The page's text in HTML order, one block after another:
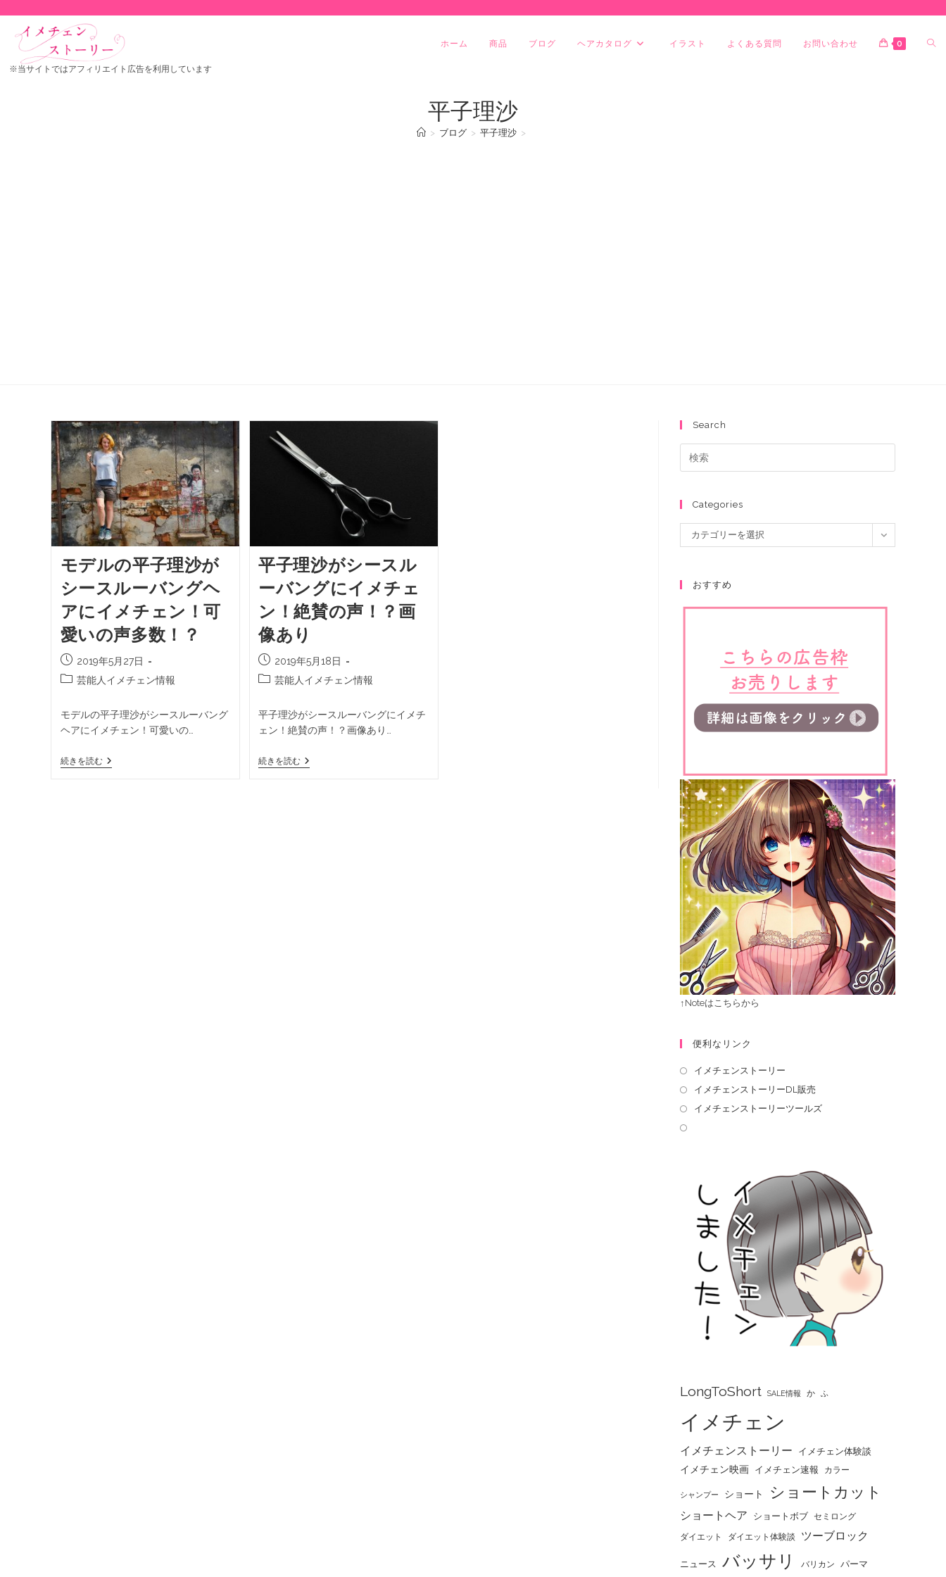
※当サイトではアフィリエイト広告を利用しています
ホーム 商品 ブログ ヘアカタログ イラスト よくある質問 お問い合わせ 0
平子理沙
> ブログ > 平子理沙 >
モデルの平子理沙が
シースルーバングヘ
アにイメチェン！可
愛いの声多数！？
2019年5月27日
芸能人イメチェン情報
モデルの平子理沙がシースルーバング
ヘアにイメチェン！可愛いの…
続きを読む
平子理沙がシースル
ーバングにイメチェ
ン！絶賛の声！？画
像あり
2019年5月18日
芸能人イメチェン情報
平子理沙がシースルーバングにイメチ
ェン！絶賛の声！？画像あり…
続きを読む
Search
Categories
カテゴリーを選択
おすすめ
↑Noteはこちらから
便利なリンク
イメチェンストーリー
イメチェンストーリーDL販売
イメチェンストーリーツールズ
LongToShort SALE情報 か ふ
イメチェン
イメチェンストーリー イメチェン体験談
イメチェン映画 イメチェン速報 カラー
シャンプー ショート ショートカット
ショートヘア ショートボブ セミロング
ダイエット ダイエット体験談 ツーブロック
ニュース バッサリ バリカン パーマ